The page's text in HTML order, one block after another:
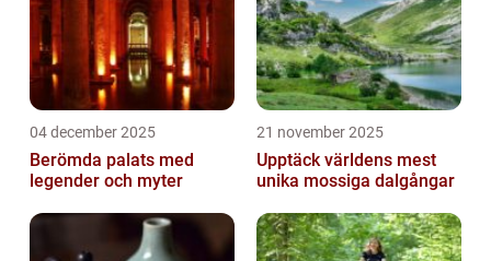
04 december 2025
Berömda palats med
legender och myter
21 november 2025
Upptäck världens mest
unika mossiga dalgångar